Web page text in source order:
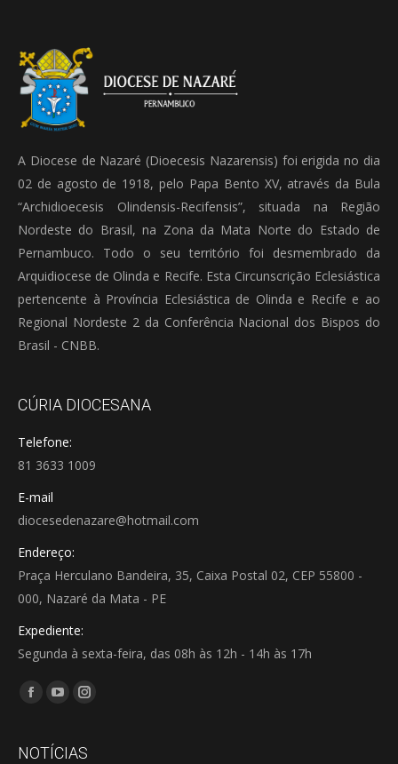
A Diocese de Nazaré (Dioecesis Nazarensis) foi erigida no dia
02 de agosto de 1918, pelo Papa Bento XV, através da Bula
“Archidioecesis Olindensis-Recifensis”, situada na Região
Nordeste do Brasil, na Zona da Mata Norte do Estado de
Pernambuco. Todo o seu território foi desmembrado da
Arquidiocese de Olinda e Recife. Esta Circunscrição Eclesiástica
pertencente à Província Eclesiástica de Olinda e Recife e ao
Regional Nordeste 2 da Conferência Nacional dos Bispos do
Brasil - CNBB.
CÚRIA DIOCESANA
Telefone:
81 3633 1009
E-mail
diocesedenazare@hotmail.com
Endereço:
Praça Herculano Bandeira, 35, Caixa Postal 02, CEP 55800 -
000, Nazaré da Mata - PE
Expediente:
Segunda à sexta-feira, das 08h às 12h - 14h às 17h
Encontre-nos em:
Facebook
opens
YouTube
opens
Instagram
opens
NOTÍCIAS